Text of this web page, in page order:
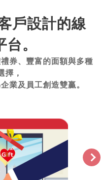
戶設計的線
。
券、豐富的面額與多種
擇，
業及員工創造雙贏。